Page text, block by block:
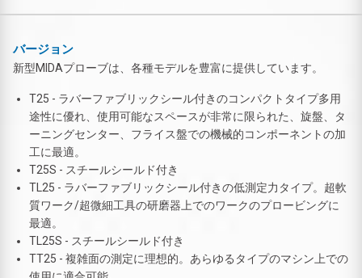
バージョン
新型MIDAプローブは、各種モデルを豊富に提供しています。
T25 - ラバーファブリックシール付きのコンパクトタイプ多用
途性に優れ、使用可能なスペースが非常に限られた、旋盤、タ
ーニングセンター、フライス盤での機械的コンポーネントの加
工に最適。
T25S - スチールシールド付き
TL25 - ラバーファブリックシール付きの低測定力タイプ。超軟
質ワーク/超微細工具の研磨器上でのワークのプロービングに
最適。
TL25S - スチールシールド付き
TT25 - 複雑面の測定に理想的。あらゆるタイプのマシン上での